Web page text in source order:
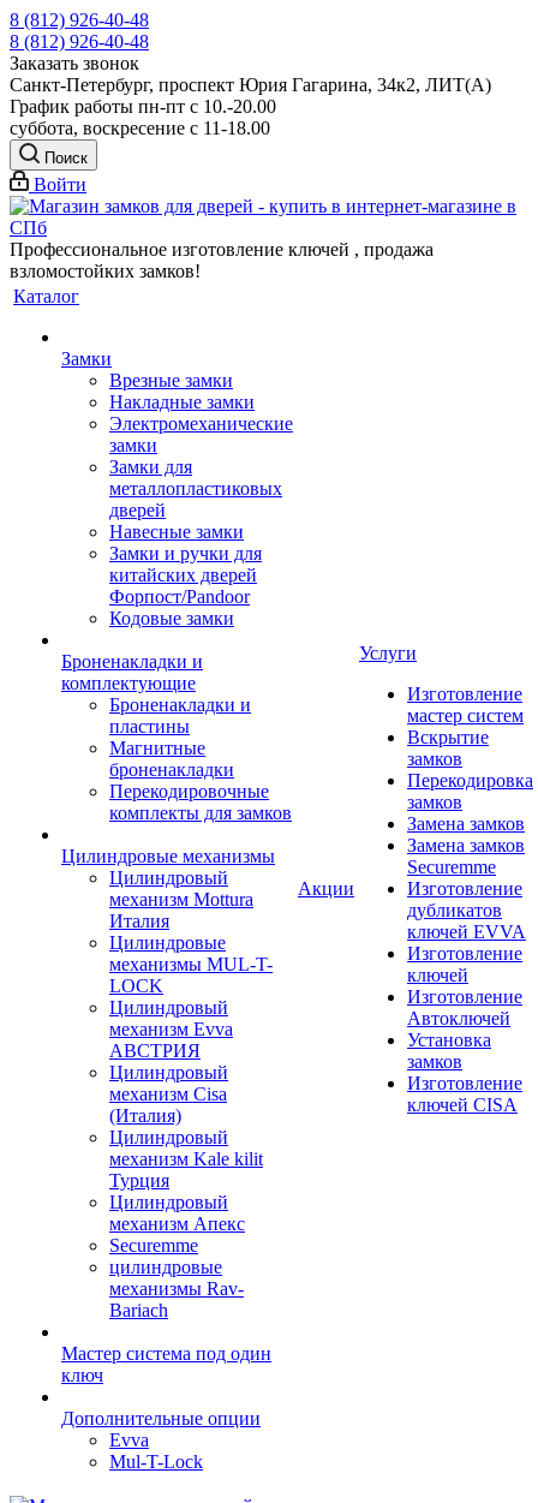
8 (812) 926-40-48
8 (812) 926-40-48
Заказать звонок
Санкт-Петербург, проспект Юрия Гагарина, 34к2, ЛИТ(А)
График работы пн-пт с 10.-20.00
суббота, воскресение с 11-18.00
Поиск
Войти
Профессиональное изготовление ключей , продажа
взломостойких замков!
Каталог
Замки
Врезные замки
Накладные замки
Электромеханические
замки
Замки для
металлопластиковых
дверей
Навесные замки
Замки и ручки для
китайских дверей
Форпост/Раndoor
Кодовые замки
Броненакладки и
комплектующие
Броненакладки и
пластины
Магнитные
броненакладки
Перекодировочные
комплекты для замков
Цилиндровые механизмы
Цилиндровый
механизм Mottura
Италия
Цилиндровые
механизмы MUL-T-
LOCK
Цилиндровый
механизм Evva
АВСТРИЯ
Цилиндровый
механизм Cisa
(Италия)
Цилиндровый
механизм Kale kilit
Турция
Цилиндровый
механизм Апекс
Securemme
цилиндровые
механизмы Rav-
Bariach
Мастер система под один
ключ
Дополнительные опции
Evva
Mul-T-Lock
Акции
Услуги
Изготовление
мастер систем
Вскрытие
замков
Перекодировка
замков
Замена замков
Замена замков
Securemme
Изготовление
дубликатов
ключей EVVA
Изготовление
ключей
Изготовление
Автоключей
Установка
замков
Изготовление
ключей CISA